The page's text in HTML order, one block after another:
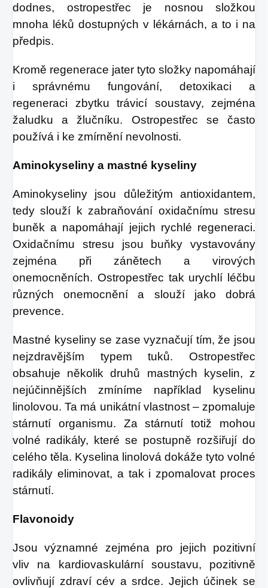
dodnes, ostropestřec je nosnou složkou
mnoha léků dostupných v lékárnách, a to i na
předpis.
Kromě regenerace jater tyto složky napomáhají
i správnému fungování, detoxikaci a
regeneraci zbytku trávicí soustavy, zejména
žaludku a žlučníku. Ostropestřec se často
používá i ke zmírnění nevolnosti.
Aminokyseliny a mastné kyseliny
Aminokyseliny jsou důležitým antioxidantem,
tedy slouží k zabraňování oxidačnímu stresu
buněk a napomáhají jejich rychlé regeneraci.
Oxidačnímu stresu jsou buňky vystavovány
zejména při zánětech a virových
onemocněních. Ostropestřec tak urychlí léčbu
různých onemocnění a slouží jako dobrá
prevence.
Mastné kyseliny se zase vyznačují tím, že jsou
nejzdravějším typem tuků. Ostropestřec
obsahuje několik druhů mastných kyselin, z
nejúčinnějších zmíníme například kyselinu
linolovou. Ta má unikátní vlastnost – zpomaluje
stárnutí organismu. Za stárnutí totiž mohou
volné radikály, které se postupně rozšiřují do
celého těla. Kyselina linolová dokáže tyto volné
radikály eliminovat, a tak i zpomalovat proces
stárnutí.
Flavonoidy
Jsou významné zejména pro jejich pozitivní
vliv na kardiovaskulární soustavu, pozitivně
ovlivňují zdraví cév a srdce. Jejich účinek se